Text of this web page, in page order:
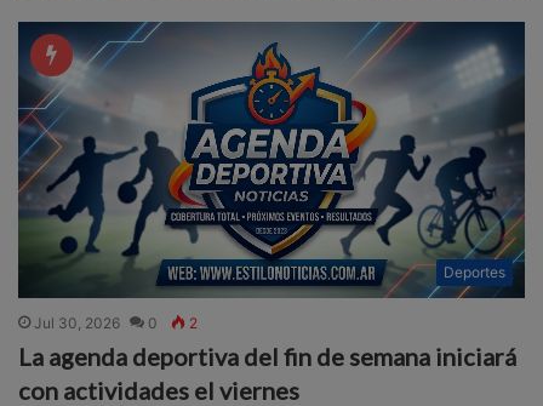
Deportes
Jul 30, 2026 0 2
La agenda deportiva del fin de semana iniciará
con actividades el viernes